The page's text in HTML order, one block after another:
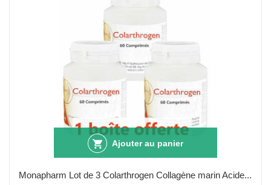
Ajouter au panier
Monapharm Lot de 3 Colarthrogen Collagène marin Acide...